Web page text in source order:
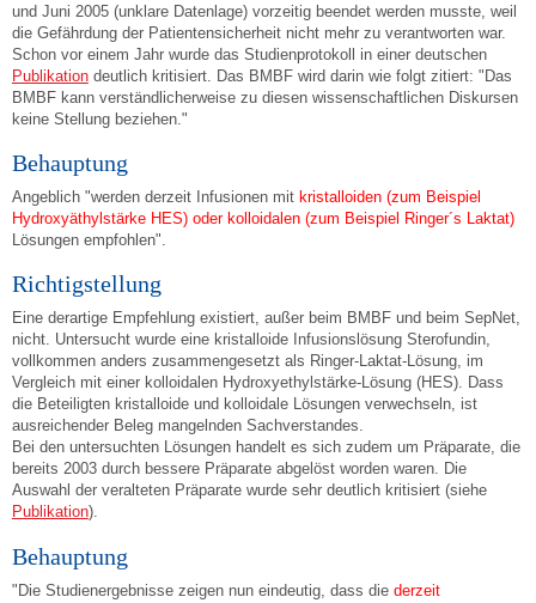
und Juni 2005 (unklare Datenlage) vorzeitig beendet werden musste, weil
die Gefährdung der Patientensicherheit nicht mehr zu verantworten war.
Schon vor einem Jahr wurde das Studienprotokoll in einer deutschen
Publikationdeutlich kritisiert. Das BMBF wird darin wie folgt zitiert: "Das
BMBF kann verständlicherweise zu diesen wissenschaftlichen Diskursen
keine Stellung beziehen."
Behauptung
Angeblich "werden derzeit Infusionen mit kristalloiden (zum Beispiel
Hydroxyäthylstärke HES) oder kolloidalen (zum Beispiel Ringer´s Laktat)
Lösungen empfohlen".
Richtigstellung
Eine derartige Empfehlung existiert, außer beim BMBF und beim SepNet,
nicht. Untersucht wurde eine kristalloide Infusionslösung Sterofundin,
vollkommen anders zusammengesetzt als Ringer-Laktat-Lösung, im
Vergleich mit einer kolloidalen Hydroxyethylstärke-Lösung (HES). Dass
die Beteiligten kristalloide und kolloidale Lösungen verwechseln, ist
ausreichender Beleg mangelnden Sachverstandes.
Bei den untersuchten Lösungen handelt es sich zudem um Präparate, die
bereits 2003 durch bessere Präparate abgelöst worden waren. Die
Auswahl der veralteten Präparate wurde sehr deutlich kritisiert (siehe
Publikation).
Behauptung
"Die Studienergebnisse zeigen nun eindeutig, dass die derzeit